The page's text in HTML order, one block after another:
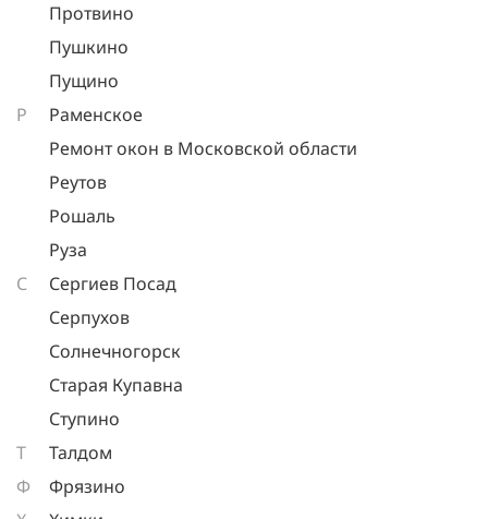
Протвино
Пушкино
Пущино
Р
Раменское
Ремонт окон в Московской области
Реутов
Рошаль
Руза
С
Сергиев Посад
Серпухов
Солнечногорск
Старая Купавна
Ступино
Т
Талдом
Ф
Фрязино